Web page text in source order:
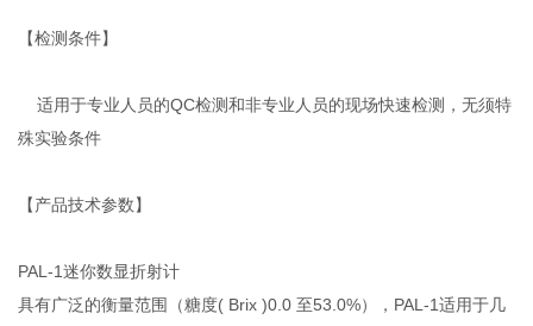
【检测条件】
适用于专业人员的QC检测和非专业人员的现场快速检测，无须特
殊实验条件
【产品技术参数】
PAL-1迷你数显折射计
具有广泛的衡量范围（糖度( Brix )0.0 至53.0%），PAL-1适用于几